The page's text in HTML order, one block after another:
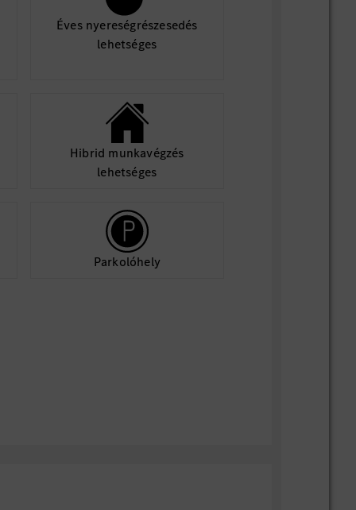
Éves nyereségrészesedés
lehetséges
Hibrid munkavégzés
lehetséges
Parkolóhely